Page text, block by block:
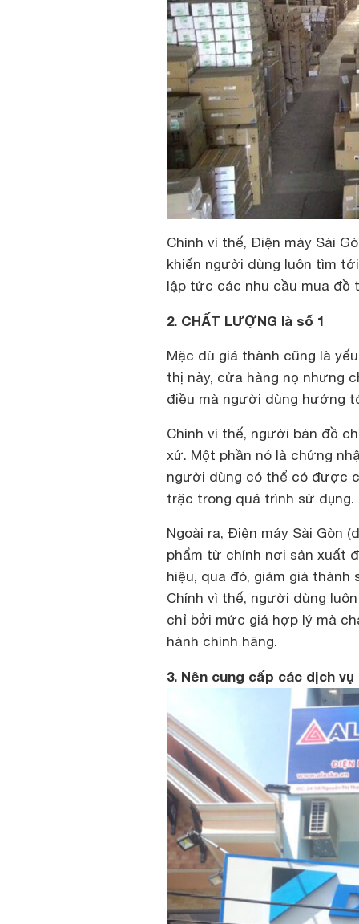
Chính vì thế, Điện máy Sài
khiến người dùng luôn tìm
lập tức các nhu cầu mua đồ
2. CHẤT LƯỢNG là số 1
Mặc dù giá thành cũng là
thị này, cửa hàng nọ nhưng
điều mà người dùng hướng
Chính vì thế, người bán đồ
xứ. Một phần nó là chứng
người dùng có thể có được
trặc trong quá trình sử dụng.
Ngoài ra, Điện máy Sài Gòn
phẩm từ chính nơi sản xuất
hiệu, qua đó, giảm giá
Chính vì thế, người dùng
chỉ bởi mức giá hợp lý mà
hành chính hãng.
3. Nên cung cấp các dịch